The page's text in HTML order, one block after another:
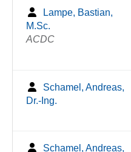
Lampe, Bastian,
M.Sc.
ACDC
Schamel, Andreas,
Dr.-Ing.
Schamel, Andreas,